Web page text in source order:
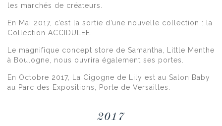
les marchés de créateurs.
En Mai 2017, c’est la sortie d’une nouvelle collection : la
Collection ACCIDULEE.
Le magnifique concept store de Samantha, Little Menthe
à Boulogne, nous ouvrira également ses portes.
En Octobre 2017, La Cigogne de Lily est au Salon Baby
au Parc des Expositions, Porte de Versailles.
2017